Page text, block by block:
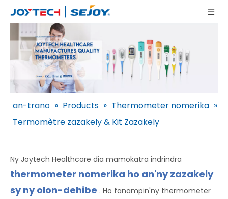
an-trano » Products » Thermometer nomerika »
Termomètre zazakely & Kit Zazakely
Ny Joytech Healthcare dia mamokatra indrindra
thermometer nomerika ho an'ny zazakely
sy ny olon-dehibe . Ho fanampin'ny thermometer